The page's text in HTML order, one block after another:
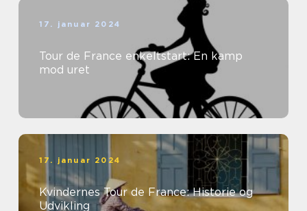
17. januar 2024
Tour de France enkeltstart: En kamp
mod uret
17. januar 2024
Kvindernes Tour de France: Historie og
Udvikling